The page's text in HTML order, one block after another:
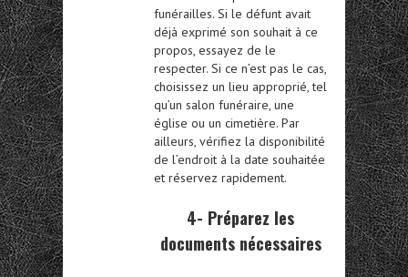
funérailles. Si le défunt avait
déjà exprimé son souhait à ce
propos, essayez de le
respecter. Si ce n’est pas le cas,
choisissez un lieu approprié, tel
qu’un salon funéraire, une
église ou un cimetière. Par
ailleurs, vérifiez la disponibilité
de l’endroit à la date souhaitée
et réservez rapidement.
4- Préparez les
documents nécessaires